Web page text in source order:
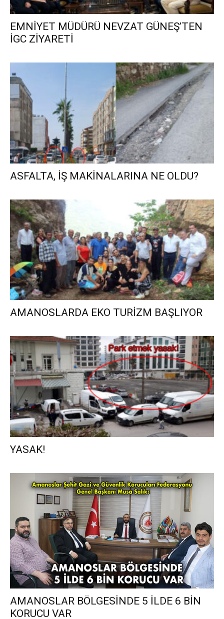
EMNİYET MÜDÜRÜ NEVZAT GÜNEŞ’TEN
İGC ZİYARETİ
ASFALTA, İŞ MAKİNALARINA NE OLDU?
AMANOSLARDA EKO TURİZM BAŞLIYOR
YASAK!
AMANOSLAR BÖLGESİNDE 5 İLDE 6 BİN
KORUCU VAR